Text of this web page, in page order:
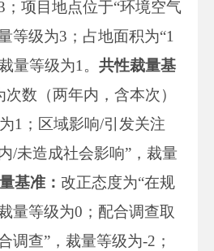
；项目地点位于“环境空气
等级为3；占地面积为“1
量等级为1。 共性裁量基
数（两年内，含本次）
1；区域影响/引发关注
/未造成社会影响”，裁量
基准： 改正态度为“在规
量等级为0；配合调查取
调查”，裁量等级为-2；